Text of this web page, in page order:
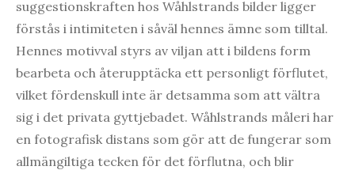
suggestionskraften hos Wåhlstrands bilder ligger
förstås i intimiteten i såväl hennes ämne som tilltal.
Hennes motivval styrs av viljan att i bildens form
bearbeta och återupptäcka ett personligt förflutet,
vilket fördenskull inte är detsamma som att vältra
sig i det privata gyttjebadet. Wåhlstrands måleri har
en fotografisk distans som gör att de fungerar som
allmängiltiga tecken för det förflutna, och blir